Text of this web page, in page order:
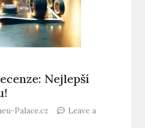
Nejlepší
Palace.cz
Leave a